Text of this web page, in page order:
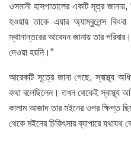
ওসমানী হাসপাতালের একটি সূত্র
হওয়ায় তাকে এয়ার অ্যাম্বুলেন্স
স্থানান্তরের আবেদন জানায় তার
দেওয়া হয়নি।”
আরেকটি সূত্রে জানা গেছে, স্বাস্থ্য
কথা বলেছিলেন। তখন থেকেই স্বাস্থ্য
কালাম আজাদ তার মইনের ওপর ক্ষিপ্ত
থেকে মইনের চিকিৎসার ব্যাপারে